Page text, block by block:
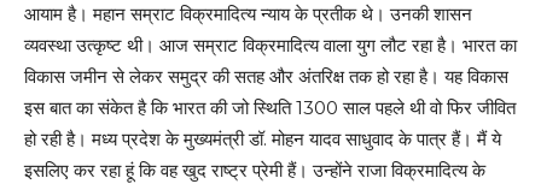
आयाम है। महान सम्राट विक्रमादित्य न्याय के प्रतीक थे। उनकी शासन
व्यवस्था उत्कृष्ट थी। आज सम्राट विक्रमादित्य वाला युग लौट रहा है। भारत का
विकास जमीन से लेकर समुद्र की सतह और अंतरिक्ष तक हो रहा है। यह विकास
इस बात का संकेत है कि भारत की जो स्थिति 1300 साल पहले थी वो फिर जीवित
हो रही है। मध्य प्रदेश के मुख्यमंत्री डॉ. मोहन यादव साधुवाद के पात्र हैं। मैं ये
इसलिए कर रहा हूं कि वह खुद राष्ट्र प्रेमी हैं। उन्होंने राजा विक्रमादित्य के